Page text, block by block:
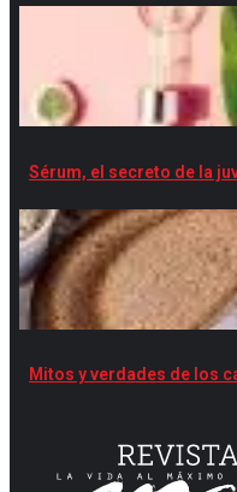
Sérum, el secreto de la
Mitos y verdades de los